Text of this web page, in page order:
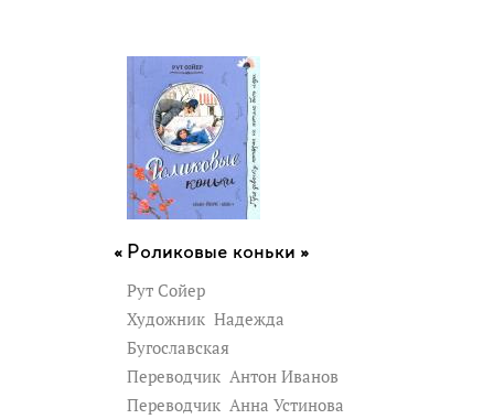
Роликовые коньки »
Рут Сойер
Художник Надежда
Бугославская
Переводчик Антон Иванов
Переводчик Анна Устинова